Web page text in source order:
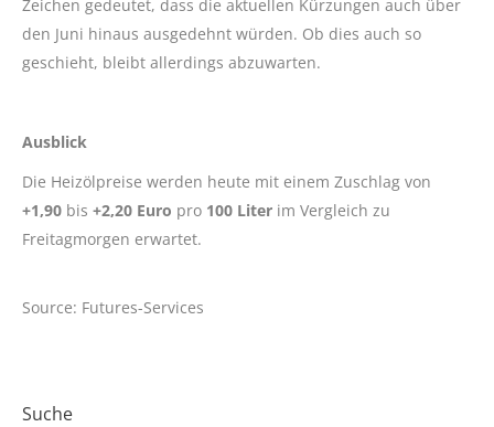
Zeichen gedeutet, dass die aktuellen Kürzungen auch über
den Juni hinaus ausgedehnt würden. Ob dies auch so
geschieht, bleibt allerdings abzuwarten.
Ausblick
Die Heizölpreise werden heute mit einem Zuschlag von
+1,90 bis +2,20 Euro pro 100 Liter im Vergleich zu
Freitagmorgen erwartet.
Source: Futures-Services
Suche